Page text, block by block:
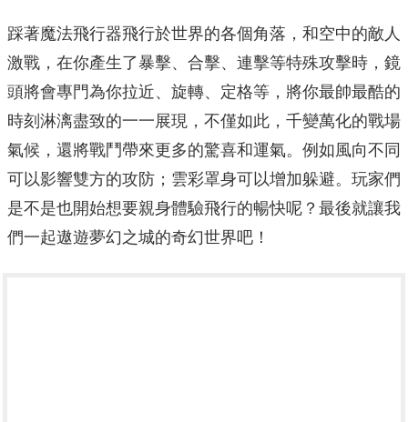
踩著魔法飛行器飛行於世界的各個角落，和空中的敵人
激戰，在你產生了暴擊、合擊、連擊等特殊攻擊時，鏡
頭將會專門為你拉近、旋轉、定格等，將你最帥最酷的
時刻淋漓盡致的一一展現，不僅如此，千變萬化的戰場
氣候，還將戰鬥帶來更多的驚喜和運氣。例如風向不同
可以影響雙方的攻防；雲彩罩身可以增加躲避。玩家們
是不是也開始想要親身體驗飛行的暢快呢？最後就讓我
們一起遨遊夢幻之城的奇幻世界吧！